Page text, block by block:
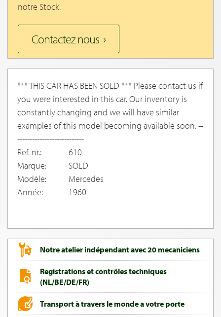
notre Stock.
Contactez nous
*** THIS CAR HAS BEEN SOLD *** Please contact us if
you were interested in this car. Our inventory is
constantly changing and we will have similar
examples of this model becoming available soon. --
---------------------------
Ref. nr.:
610
Marque:
SOLD
Modèle:
Mercedes
Année:
1960
Notre atelier indépendant avec 20 mecaniciens
Registrations et contrôles techniques
(NL/BE/DE/FR)
Transport à travers le monde a votre porte